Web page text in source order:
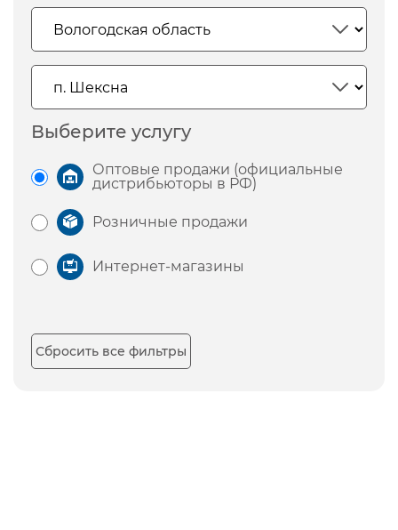
Выберите услугу
Оптовые продажи (официальные
дистрибьюторы в РФ)
Розничные продажи
Интернет-магазины
Сбросить все фильтры